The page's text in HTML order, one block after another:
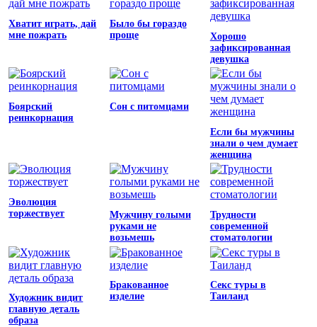
Хватит играть, дай
мне пожрать
Было бы гораздо
проще
Хорошо
зафиксированная
девушка
Боярский
реинкорнация
Сон с питомцами
Если бы мужчины
знали о чем думает
женщина
Эволюция
торжествует
Мужчину голыми
руками не
возьмешь
Трудности
современной
стоматологии
Художник видит
главную деталь
образа
Бракованное
изделие
Секс туры в
Таиланд